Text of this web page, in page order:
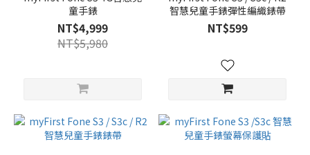
童手錶
NT$4,999
NT$5,980
智慧兒童手錶彈性編織錶帶
NT$599